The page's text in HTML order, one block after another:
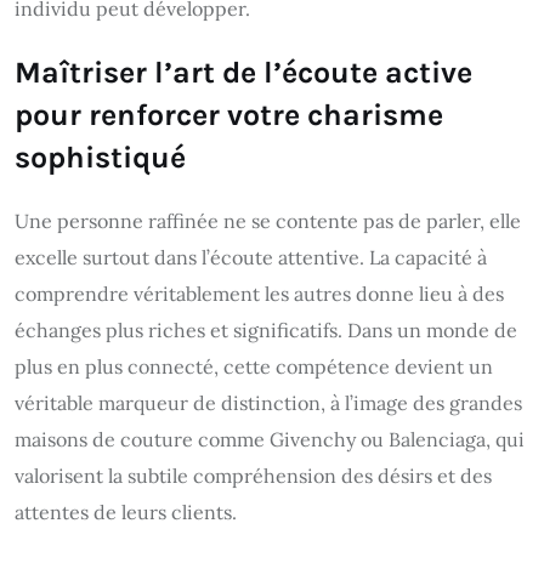
individu peut développer.
Maîtriser l’art de l’écoute active
pour renforcer votre charisme
sophistiqué
Une personne raffinée ne se contente pas de parler, elle
excelle surtout dans l’écoute attentive. La capacité à
comprendre véritablement les autres donne lieu à des
échanges plus riches et significatifs. Dans un monde de
plus en plus connecté, cette compétence devient un
véritable marqueur de distinction, à l’image des grandes
maisons de couture comme Givenchy ou Balenciaga, qui
valorisent la subtile compréhension des désirs et des
attentes de leurs clients.